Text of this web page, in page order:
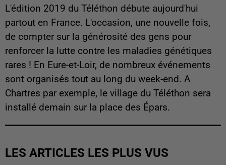
L'édition 2019 du Téléthon débute aujourd'hui
partout en France. L'occasion, une nouvelle fois,
de compter sur la générosité des gens pour
renforcer la lutte contre les maladies génétiques
rares ! En Eure-et-Loir, de nombreux événements
sont organisés tout au long du week-end. A
Chartres par exemple, le village du Téléthon sera
installé demain sur la place des Épars.
LES ARTICLES LES PLUS VUS